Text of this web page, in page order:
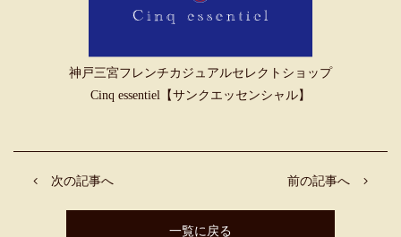
神戸三宮フレンチカジュアルセレクトショップ
Cinq essentiel【サンクエッセンシャル】
前の記事へ
次の記事へ
一覧に戻る